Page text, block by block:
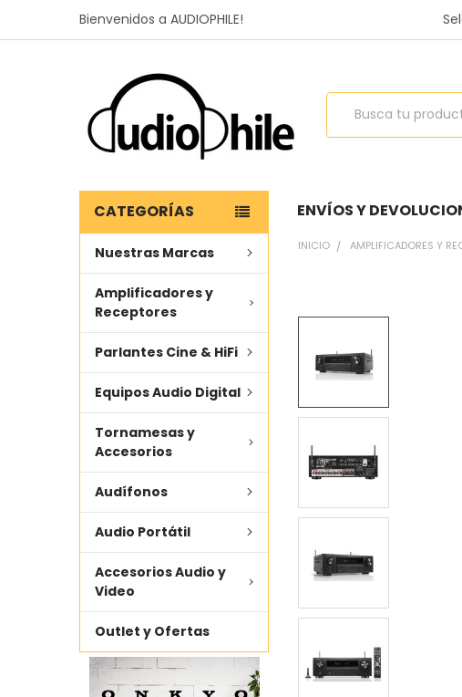
Bienvenidos a AUDIOPHILE!
Buscar
ENVÍOS Y
CATEGORÍAS
Nuestras Marcas
Amplificadores y
Receptores
Parlantes Cine & HiFi
Equipos Audio Digital
Tornamesas y
Accesorios
Audífonos
Audio Portátil
Accesorios Audio y
Video
Outlet y Ofertas
INICIO AMPLIFICADORES Y
JUNTOS
SELECCIONAR
SELECCIONADO
AL CARRITO